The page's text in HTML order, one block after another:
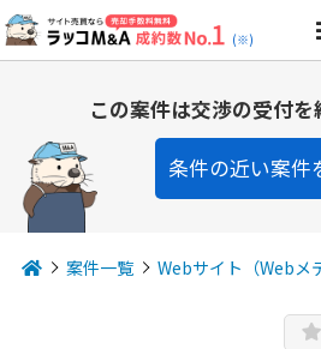
(※)
この案件は交渉の受付を
条件の近い案件
案件一覧 Webサイト（Webメ